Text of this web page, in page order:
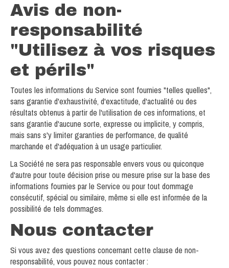
Avis de non-
responsabilité
"Utilisez à vos risques
et périls"
Toutes les informations du Service sont fournies "telles quelles",
sans garantie d'exhaustivité, d'exactitude, d'actualité ou des
résultats obtenus à partir de l'utilisation de ces informations, et
sans garantie d'aucune sorte, expresse ou implicite, y compris,
mais sans s'y limiter garanties de performance, de qualité
marchande et d'adéquation à un usage particulier.
La Société ne sera pas responsable envers vous ou quiconque
d'autre pour toute décision prise ou mesure prise sur la base des
informations fournies par le Service ou pour tout dommage
consécutif, spécial ou similaire, même si elle est informée de la
possibilité de tels dommages.
Nous contacter
Si vous avez des questions concernant cette clause de non-
responsabilité, vous pouvez nous contacter :